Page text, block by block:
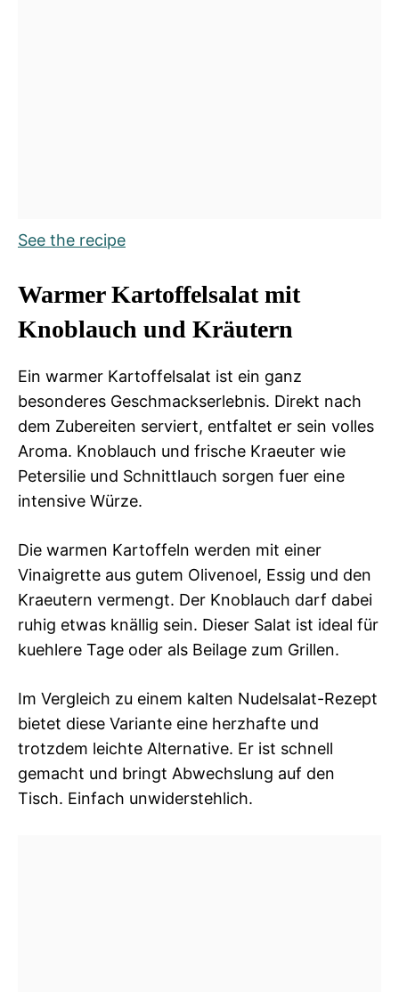
See the recipe
Warmer Kartoffelsalat mit
Knoblauch und Kräutern
Ein warmer Kartoffelsalat ist ein ganz
besonderes Geschmackserlebnis. Direkt nach
dem Zubereiten serviert, entfaltet er sein volles
Aroma. Knoblauch und frische Kraeuter wie
Petersilie und Schnittlauch sorgen fuer eine
intensive Würze.
Die warmen Kartoffeln werden mit einer
Vinaigrette aus gutem Olivenoel, Essig und den
Kraeutern vermengt. Der Knoblauch darf dabei
ruhig etwas knällig sein. Dieser Salat ist ideal für
kuehlere Tage oder als Beilage zum Grillen.
Im Vergleich zu einem kalten Nudelsalat-Rezept
bietet diese Variante eine herzhafte und
trotzdem leichte Alternative. Er ist schnell
gemacht und bringt Abwechslung auf den
Tisch. Einfach unwiderstehlich.